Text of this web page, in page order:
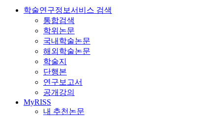
학술연구정보서비스 검색
통합검색
학위논문
국내학술논문
해외학술논문
학술지
단행본
연구보고서
공개강의
MyRISS
내 추천논문